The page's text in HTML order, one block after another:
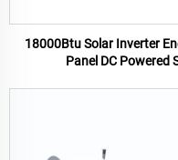
18000Btu Solar Inverter
Panel DC Powered